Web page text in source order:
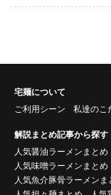
宅麺について
ご利用シーン
私達のこ
解説まとめ記事から探す
人気醤油ラーメンまとめ
人気味噌ラーメンまとめ
人気魚介豚骨ラーメンま